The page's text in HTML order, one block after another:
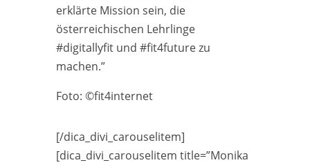
erklärte Mission sein, die
österreichischen Lehrlinge
#digitallyfit und #fit4future zu
machen.”
Foto: ©fit4internet
[/dica_divi_carouselitem]
[dica_divi_carouselitem title=”Monika